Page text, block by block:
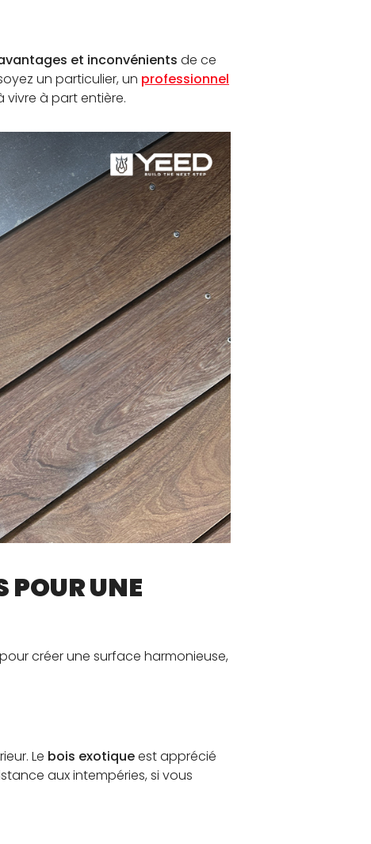
et inconvénients de ce
un particulier, un professionnel
à part entière.
UNE
créer une surface harmonieuse,
Le bois exotiqueest apprécié
aux intempéries, si vous